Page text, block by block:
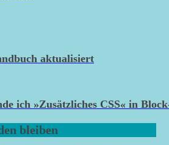
aktualisiert
ich »Zusätzliches CSS« in
bleiben